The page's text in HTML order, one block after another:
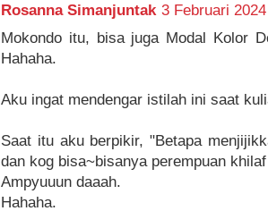
Rosanna Simanjuntak 3 Februari
Mokondo itu, bisa juga Modal Kolor
Hahaha.
Aku ingat mendengar istilah ini saat
Saat itu aku berpikir, "Betapa
dan kog bisa~bisanya perempuan
Ampyuuun daaah.
Hahaha.